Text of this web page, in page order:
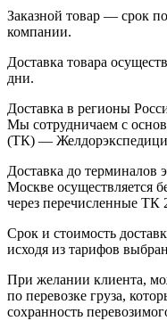
Заказной товар — срок
компании.
Доставка товара
дни.
Доставка в регионы
Мы сотрудничаем с
(ТК) —
Доставка до терминалов
Москве осуществляется
через перечисленные ТК
Срок и стоимость
исходя из тарифов
При желании клиента,
по перевозке груза,
сохранность